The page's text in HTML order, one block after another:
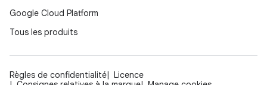
Google Cloud Platform
Tous les produits
Règles de confidentialité
Licence